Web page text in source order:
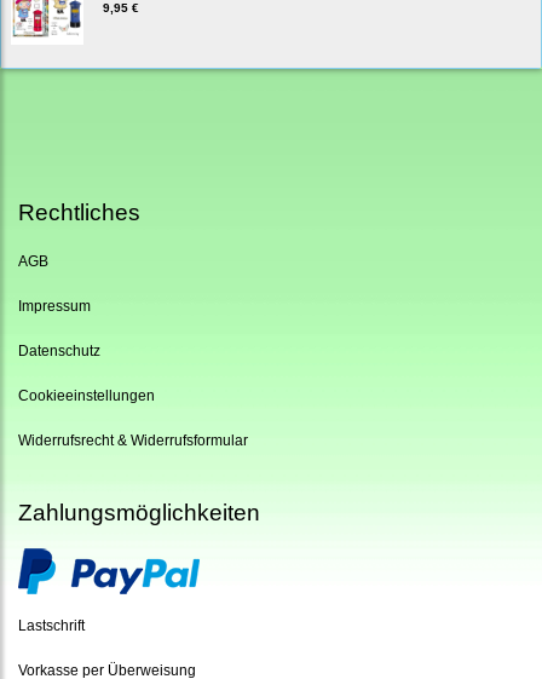
9,95 €
Rechtliches
AGB
Impressum
Datenschutz
Cookieeinstellungen
Widerrufsrecht & Widerrufsformular
Zahlungsmöglichkeiten
Lastschrift
Vorkasse per Überweisung